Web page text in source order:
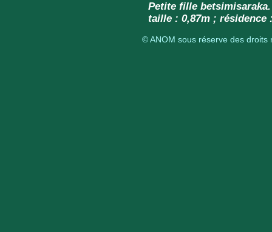
Petite fille
taille : 0,87m ; résidence
© ANOM sous réserve des